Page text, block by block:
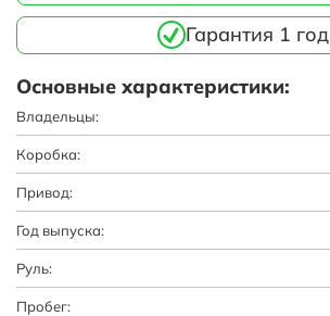
Гарантия 1 год
Основные характеристики:
Владельцы:
Коробка:
Привод:
Год выпуска:
Руль:
Пробег: